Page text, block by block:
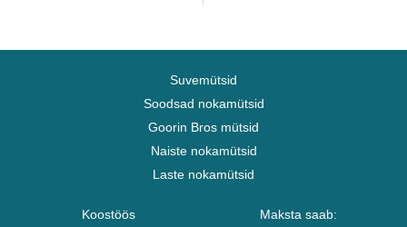
Suvemütsid
Soodsad nokamütsid
Goorin Bros mütsid
Naiste nokamütsid
Laste nokamütsid
Koostöös
Maksta saab: